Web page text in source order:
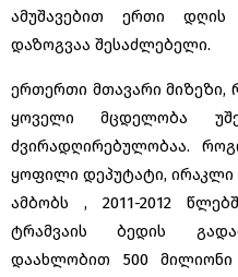
ამუშავებით ერთი დღის
დაზოგვაა შესაძლებელი.
ერთერთი მთავარი მიზეზი,
ყოველი მცდელობა
ძვირადღირებულობაა.
ყოფილი დეპუტატი, ირაკლი
ამბობს , 2011-2012
ტრამვაის ბედის
დაახლობით 500